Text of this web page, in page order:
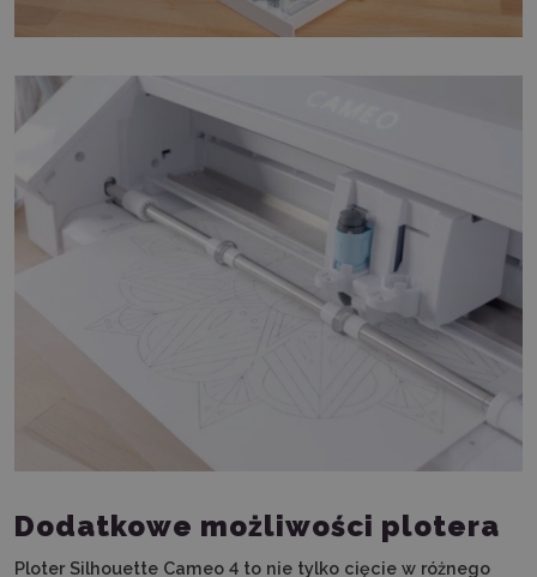
Dodatkowe możliwości plotera
Ploter Silhouette Cameo 4 to nie tylko cięcie w różnego